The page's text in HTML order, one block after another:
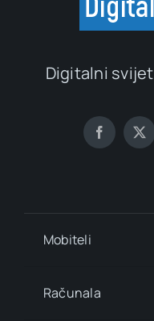
Digitalni
Mobiteli
Računala